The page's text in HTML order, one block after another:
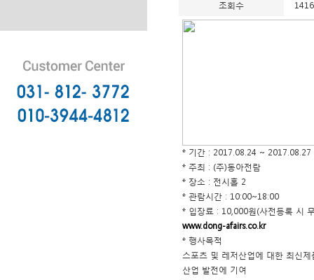
조회수 1416
* 기간 : 2017.08.24 ~ 2017.08.27
* 주최 : (주)동아전람
* 장소 : 전시홀 2
* 관람시간 : 10:00~18:00
* 입장료 : 10,000원(사전등록 시
www.dong-afairs.co.kr
* 행사목적
스포츠 및 레저산업에 대한 최신
산업 발전에 기여